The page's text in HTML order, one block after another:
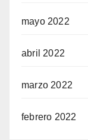
mayo 2022
abril 2022
marzo 2022
febrero 2022